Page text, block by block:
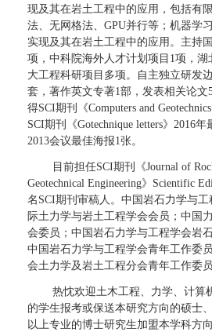
现及其在岩土工程中的应用，包括有
法、无网格法、GPU并行等；机器学
实现及其在岩土工程中的应用。主持
项，中科院海外人才计划项目1项，
大工程科研项目多项。自主独立研发
套，著作英文专著1部，发表相关论文
得SCI期刊《Computers and
SCI期刊《Gotechnique letters》2016
2013会议最佳海报1张。
目前担任SCI期刊《Journal of
Geotechnical Engineering》Scientific
名SCI期刊审稿人。中国岩石力学与
际土力学与岩土工程学会会员；中国
会委员；中国岩石力学与工程学会岩
中国岩石力学与工程学会青年工作委
会土力学及岩土工程分会青年工作委员
热忱欢迎土木工程、力学、计算
的学生报考或保送本研究方向的硕士
以上专业的博士研究生加盟本学科方